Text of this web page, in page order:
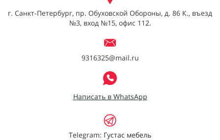
г. Санкт-Петербург, пр. Обуховской Обороны, д. 86 К., въезд
№3, вход №15, офис 112.
9316325@mail.ru
Написать в WhatsApp
Telegram: Густас мебель